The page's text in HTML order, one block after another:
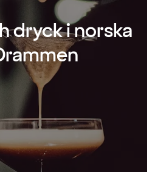
dryck i norska